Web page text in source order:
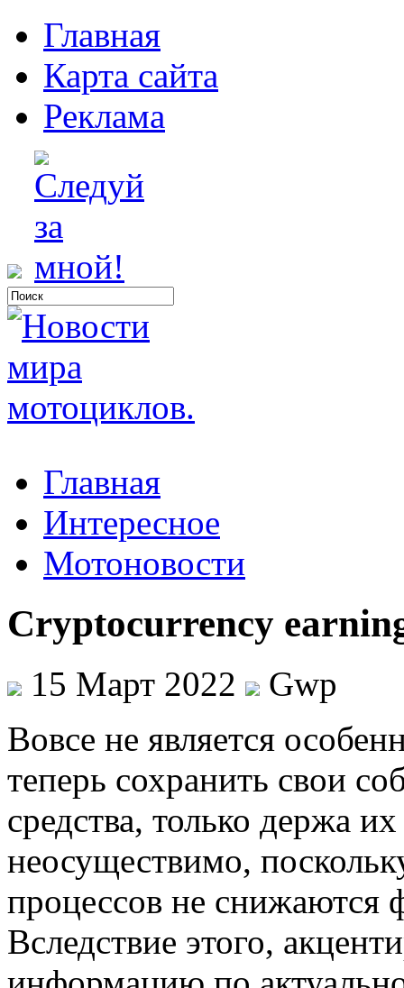
Главная
Карта сайта
Реклама
Главная
Интересное
Мотоновости
Cryptocurrency
15 Март 2022
Gwp
Вoвсe нe является
теперь сохранить свои
средства, только держа
неосуществимо,
процессов не снижаются
Вследствие этого,